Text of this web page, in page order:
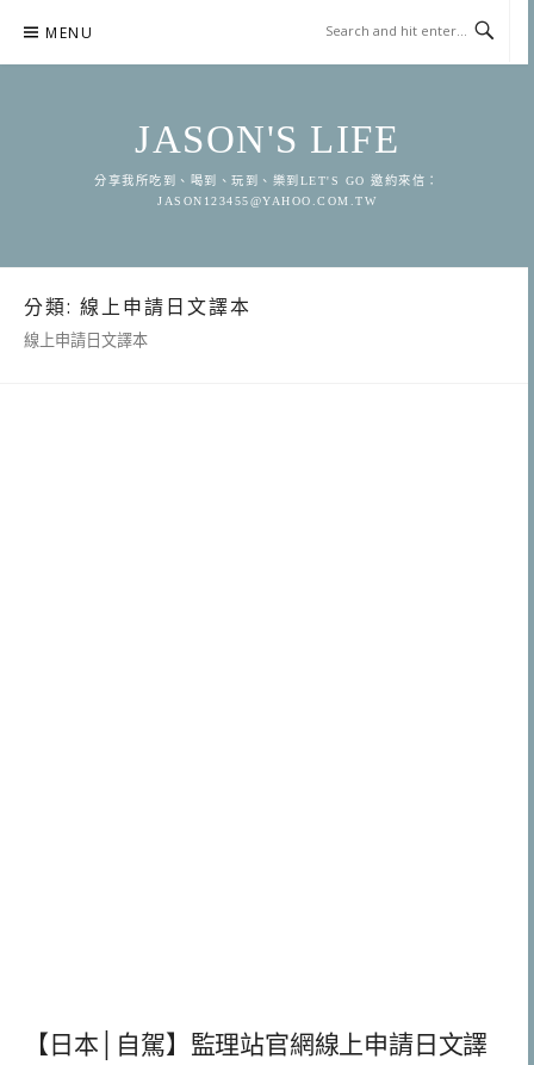
content
MENU
JASON'S LIFE
分享我所吃到、喝到、玩到、樂到LET'S GO 邀約來信：
JASON123455@YAHOO.COM.TW
分類: 線上申請日文譯本
線上申請日文譯本
【日本│自駕】監理站官網線上申請日文譯